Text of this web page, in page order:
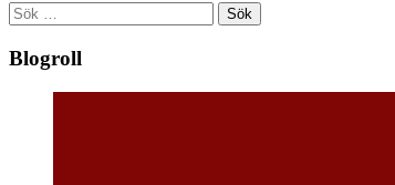
Sök
efter:
Blogroll